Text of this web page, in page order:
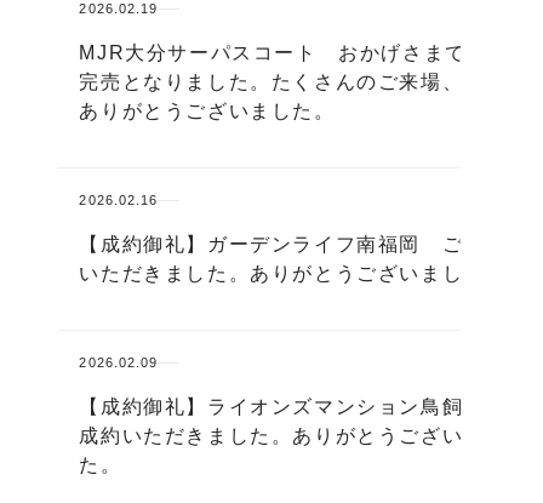
2026.02.19
MJR大分サーパスコート おかげさまで全戸
完売となりました。たくさんのご来場、誠に
ありがとうございました。
2026.02.16
【成約御礼】ガーデンライフ南福岡 ご成約
いただきました。ありがとうございました。
2026.02.09
【成約御礼】ライオンズマンション鳥飼 ご
成約いただきました。ありがとうございまし
た。